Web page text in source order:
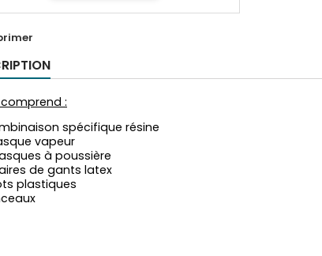
:
spécifique résine
vapeur
à poussière
de gants latex
plastiques